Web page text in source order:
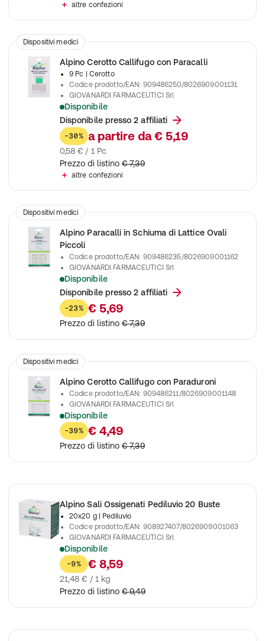
altre confezioni
Dispositivi medici
Alpino Cerotto Callifugo con Paracalli
9 Pc
| Cerotto
Codice prodotto/EAN: 909486250/8026909001131
GIOVANARDI FARMACEUTICI Srl
Disponibile
Cerotto callifugo con paracalli adesivi che aiuta a rimuovere
Disponibile presso 2 affiliati
-30% a partire da € 5,19
0,58 € / 1 Pc
Prezzo di listino € 7,39
altre confezioni
Dispositivi medici
Alpino Paracalli in Schiuma di Lattice Ovali
Piccoli
Codice prodotto/EAN: 909486235/8026909001162
GIOVANARDI FARMACEUTICI Srl
Disponibile
Paracalli in schiuma di lattice che proteggono e alleviano la
Disponibile presso 2 affiliati
-23% € 5,69
Prezzo di listino € 7,39
Dispositivi medici
Alpino Cerotto Callifugo con Paraduroni
Codice prodotto/EAN: 909486211/8026909001148
GIOVANARDI FARMACEUTICI Srl
Disponibile
Estirpano il callo e alleviano il dolore
-39% € 4,49
Prezzo di listino € 7,39
Alpino Sali Ossigenati Pediluvio 20 Buste
20x20 g
| Pediluvio
Codice prodotto/EAN: 908927407/8026909001063
GIOVANARDI FARMACEUTICI Srl
Disponibile
Alpino Sali Ossigenati 20Bust
-9% € 8,59
21,48 € / 1 kg
Prezzo di listino € 9,49